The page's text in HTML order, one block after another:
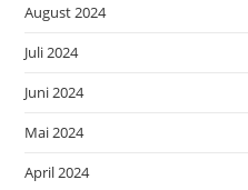
August 2024
Juli 2024
Juni 2024
Mai 2024
April 2024